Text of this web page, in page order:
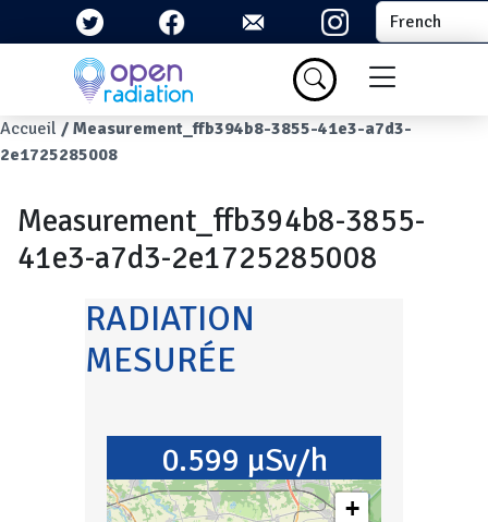
Aller au contenu principal Select your
Menu du
Fil d'Ariane
Accueil
Measurement_ffb394b8-3855-41e3-a7d3-
2e1725285008
Measurement_ffb394b8-3855-
41e3-a7d3-2e1725285008
RADIATION
MESURÉE
0.599 µSv/h
+